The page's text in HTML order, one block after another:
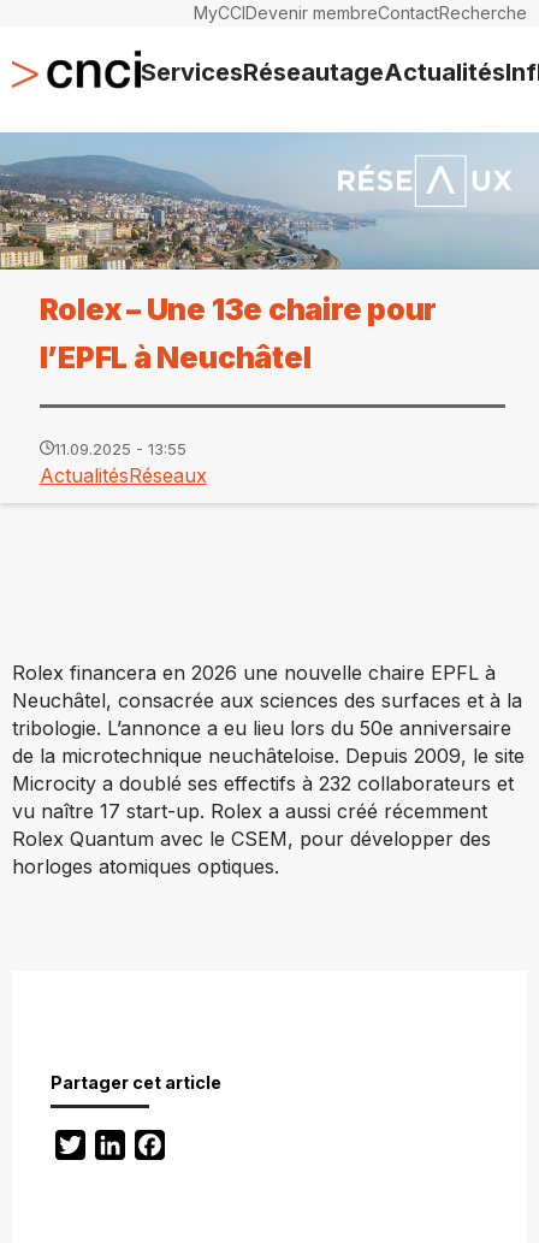
MyCCIDevenir membreContactRecherche
ServicesRéseautageActualités
Rolex – Une 13e chaire pour
l’EPFL à Neuchâtel
11.09.2025 - 13:55
ActualitésRéseaux
Rolex financera en 2026 une nouvelle chaire EPFL à
Neuchâtel, consacrée aux sciences des surfaces et à la
tribologie. L’annonce a eu lieu lors du 50e anniversaire
de la microtechnique neuchâteloise. Depuis 2009, le site
Microcity a doublé ses effectifs à 232 collaborateurs et
vu naître 17 start-up. Rolex a aussi créé récemment
Rolex Quantum avec le CSEM, pour développer des
horloges atomiques optiques.
Partager cet article
TwitterLinkedIn